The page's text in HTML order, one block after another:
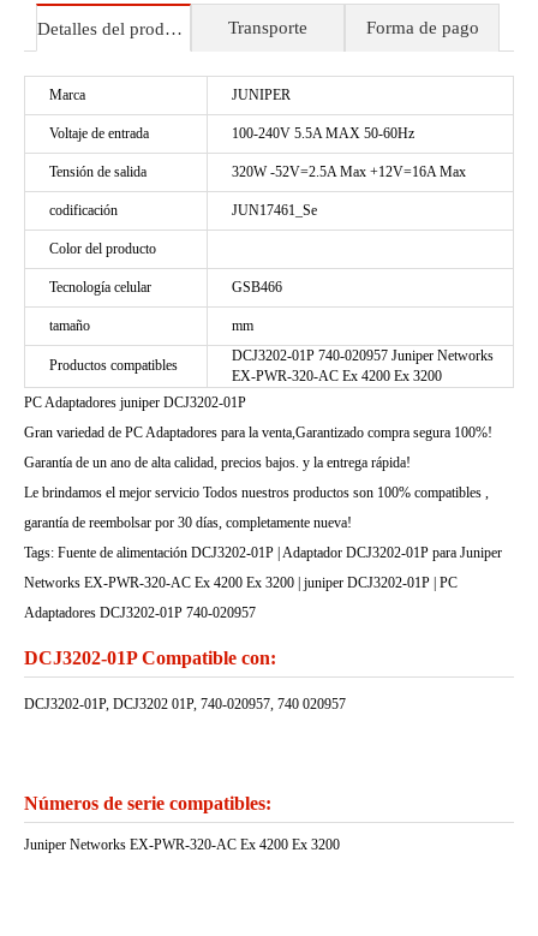
Detalles del producto Transporte Forma de pago
Marca JUNIPER
Voltaje de entrada 100-240V 5.5A MAX 50-60Hz
Tensión de salida 320W -52V=2.5A Max +12V=16A Max
codificación JUN17461_Se
Color del producto
Tecnología celular GSB466
tamaño mm
Productos compatibles
DCJ3202-01P 740-020957 Juniper Networks
EX-PWR-320-AC Ex 4200 Ex 3200
PC Adaptadores juniper DCJ3202-01P
Gran variedad de PC Adaptadores para la venta,Garantizado compra segura 100%!
Garantía de un ano de alta calidad, precios bajos. y la entrega rápida!
Le brindamos el mejor servicio Todos nuestros productos son 100% compatibles ,
garantía de reembolsar por 30 días, completamente nueva!
Tags: Fuente de alimentación DCJ3202-01P | Adaptador DCJ3202-01P para Juniper
Networks EX-PWR-320-AC Ex 4200 Ex 3200 | juniper DCJ3202-01P | PC
Adaptadores DCJ3202-01P 740-020957
DCJ3202-01P Compatible con:
DCJ3202-01P, DCJ3202 01P, 740-020957, 740 020957
Números de serie compatibles:
Juniper Networks EX-PWR-320-AC Ex 4200 Ex 3200